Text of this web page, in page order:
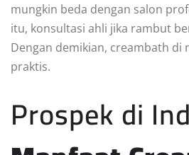
mungkin beda dengan salon
itu, konsultasi ahli jika rambut
Dengan demikian, creambath di
praktis.
Prospek di